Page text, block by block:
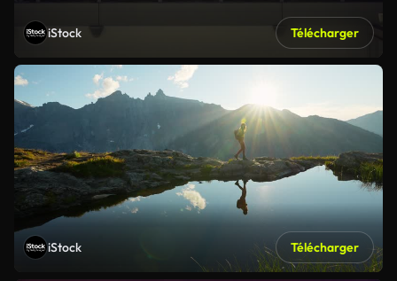
iStock Télécharger
iStock Télécharger